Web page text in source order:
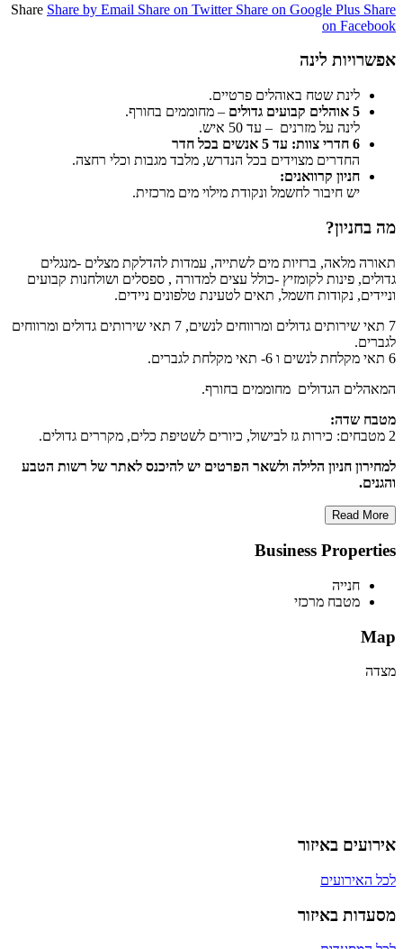
Share Share by Email Share on Twitter Share on Google Plus Share
on Facebook
אפשרויות לינה
לינת שטח באוהלים פרטיים.
5 אוהלים קבועים גדולים
– מחוממים בחורף.
לינה על מזרנים – עד 50 איש.
6 חדרי צוות: עד 5 אנשים בכל חדר
החדרים מצוידים בכל הנדרש, מלבד מגבות וכלי רחצה.
חניון קרוואנים:
יש חיבור לחשמל ונקודת מילוי מים מרכזית.
מה בחניון?
תאורה מלאה, ברזיות מים לשתייה, עמדות להדלקת מצלים -מנגלים
גדולים, פינות לקומזיץ -כולל עצים למדורה , ספסלים ושולחנות קבועים
וניידים, נקודות חשמל, תאים לטעינת טלפונים ניידים.
7 תאי שירותים גדולים ומרווחים לנשים, 7 תאי שירותים גדולים ומרווחים
לגברים.
6 תאי מקלחת לנשים ו 6- תאי מקלחת לגברים.
המאהלים הגדולים מחוממים בחורף.
מטבח שדה:
2 מטבחים: כירות גז לבישול, כיורים לשטיפת כלים, מקררים גדולים.
למחירון חניון הלילה ולשאר הפרטים יש להיכנס לאתר של רשות הטבע
והגנים.
Read More
Business Properties
חנייה
מטבח מרכזי
Map
מצדה
אירועים באיזור
לכל האירועים
מסעדות באיזור